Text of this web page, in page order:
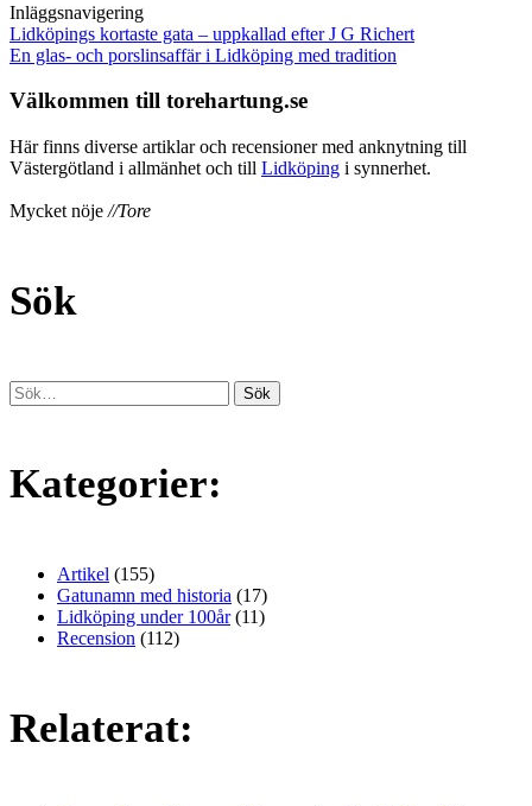
Inläggsnavigering
Lidköpings kortaste gata – uppkallad efter J G Richert
En glas- och porslinsaffär i Lidköping med tradition
Välkommen till torehartung.se
Här finns diverse artiklar och recensioner med anknytning till
Västergötland i allmänhet och till Lidköping i synnerhet.
Mycket nöje //Tore
Sök
Kategorier:
Artikel (155)
Gatunamn med historia (17)
Lidköping under 100år(11)
Recension (112)
Relaterat: